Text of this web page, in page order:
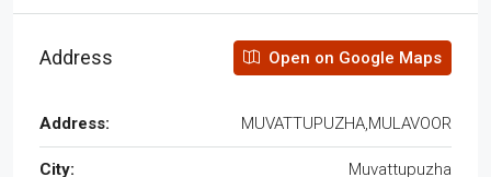
Address Open on Google Maps
Address: MUVATTUPUZHA,MULAVOOR
City: Muvattupuzha